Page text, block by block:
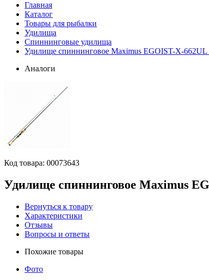
Главная
Каталог
Товары для рыбалки
Удилища
Спиннинговые удилища
Удилище спиннинговое Maximus EGOIST-X-662UL
Аналоги
Код товара: 00073643
Удилище спиннинговое Maximus
Вернуться к товару
Характеристики
Отзывы
Вопросы и ответы
Похожие товары
Фото